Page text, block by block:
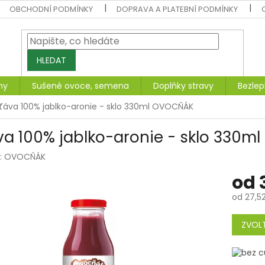
OBCHODNÍ PODMÍNKY DOPRAVA A PLATEBNÍ PODMÍNKY
HLEDAT
Sušené ovoce, semena Doplňky stravy
100% jablko-aronie - sklo 330ml OVOCŇÁK
100% jablko-aronie - sklo 330ml
OVOCŇÁK
od
od
Měrná
cena: